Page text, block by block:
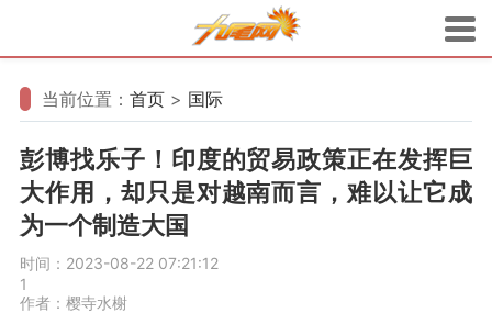
当前位置： 首页 > 国际
彭博找乐子！印度的贸易政策正在发挥巨
大作用，却只是对越南而言，难以让它成
为一个制造大国
时间：2023-08-22 07:21:12
1
作者：樱寺水榭